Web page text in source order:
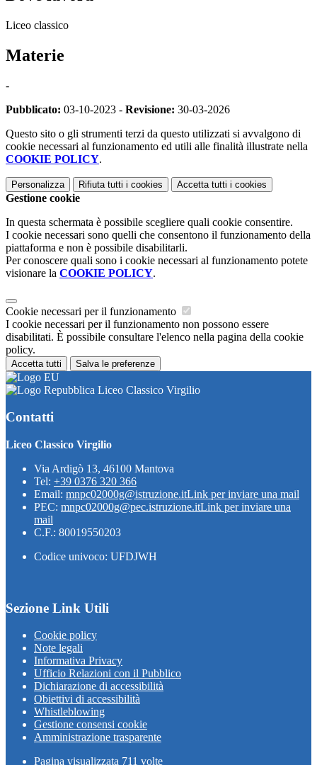
Liceo classico
Materie
-
Pubblicato: 03-10-2023 - Revisione: 30-03-2026
Questo sito o gli strumenti terzi da questo utilizzati si avvalgono di
cookie necessari al funzionamento ed utili alle finalità illustrate nella
COOKIE POLICY.
Personalizza Rifiuta tutti i cookies Accetta tutti i cookies
Gestione cookie
In questa schermata è possibile scegliere quali cookie consentire.
I cookie necessari sono quelli che consentono il funzionamento della
piattaforma e non è possibile disabilitarli.
Per conoscere quali sono i cookie necessari al funzionamento potete
visionare la COOKIE POLICY.
Cookie necessari per il funzionamento
I cookie necessari per il funzionamento non possono essere
disabilitati. È possibile consultare l'elenco nella pagina della cookie
policy.
Accetta tutti Salva le preferenze
Liceo Classico Virgilio
Contatti
Liceo Classico Virgilio
Via Ardigò 13, 46100 Mantova
Tel: +39 0376 320 366
Email: mnpc02000g@istruzione.itLink per inviare una mail
PEC: mnpc02000g@pec.istruzione.itLink per inviare una
mail
C.F.: 80019550203
Codice univoco: UFDJWH
Sezione Link Utili
Cookie policy
Note legali
Informativa Privacy
Ufficio Relazioni con il Pubblico
Dichiarazione di accessibilità
Obiettivi di accessibilità
Whistleblowing
Gestione consensi cookie
Amministrazione trasparente
Pagina visualizzata 711 volte